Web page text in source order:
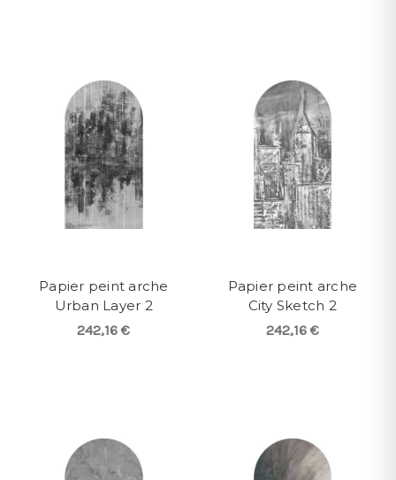
Papier peint arche
Urban Layer 2
242,16 €
Papier peint arche
City Sketch 2
242,16 €